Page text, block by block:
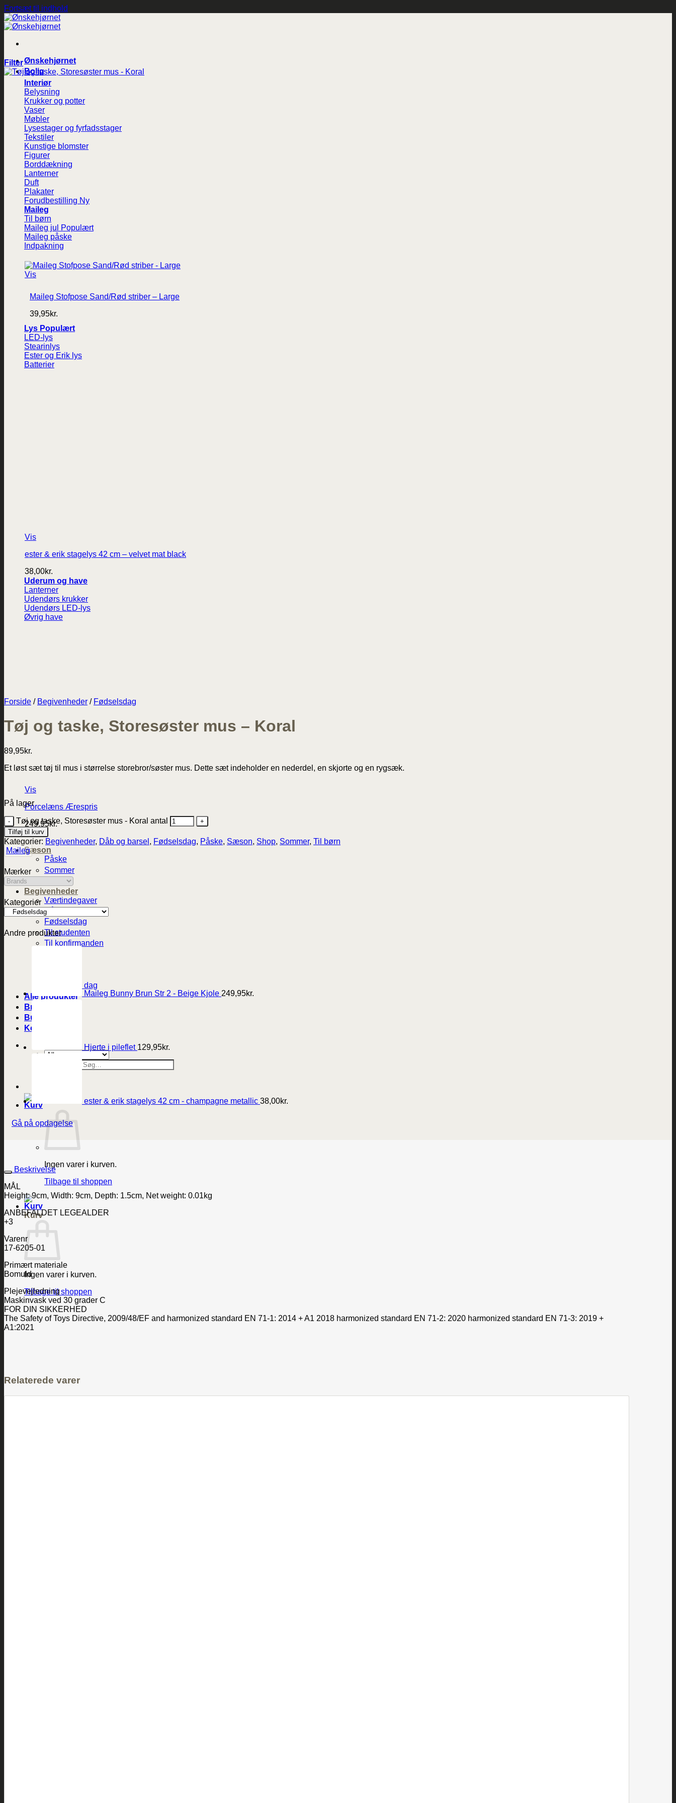
Fortsæt til indhold
Ønskehjørnet
Bolig
Interiør
Belysning
Krukker og potter
Vaser
Møbler
Lysestager og fyrfadsstager
Tekstiler
Kunstige blomster
Figurer
Borddækning
Lanterner
Duft
Plakater
Forudbestilling
Maileg
Til børn
Maileg jul
Maileg påske
Indpakning
Vis
Maileg Stofpose Sand/Rød striber – Large
39,95kr.
Lys
LED-lys
Stearinlys
Ester og Erik lys
Batterier
Vis
ester & erik stagelys 42 cm – velvet mat black
38,00kr.
Uderum og have
Lanterner
Udendørs krukker
Udendørs LED-lys
Øvrig have
Vis
Porcelæns Ærespris
249,95kr.
Sæson
Påske
Sommer
Begivenheder
Værtindegaver
Dåb og barsel
Fødselsdag
Til studenten
Til konfirmanden
Valentines dag
Alle produkter
Brands
Butikken
Kontakt
Ingen varer i kurven.
Tilbage til shoppen
Kurv
Ingen varer i kurven.
Tilbage til shoppen
Filter
Forside / Begivenheder / Fødselsdag
Tøj og taske, Storesøster mus – Koral
89,95kr.
Et løst sæt tøj til mus i størrelse storebror/søster mus. Dette sæt indeholder en nederdel, en skjorte og en rygsæk.
På lager
Tøj og taske, Storesøster mus - Koral antal
Tilføj til kurv
Kategorier: Begivenheder, Dåb og barsel , Fødselsdag, Påske, Sæson, Shop, Sommer, Til børn
Maileg
Mærker
Kategorier
Andre produkter
Maileg Bunny Brun Str 2 - Beige Kjole 249,95kr.
Hjerte i pileflet 129,95kr.
ester & erik stagelys 42 cm - champagne metallic 38,00kr.
Gå på opdagelse
Beskrivelse
MÅL
Height: 9cm, Width: 9cm, Depth: 1.5cm, Net weight: 0.01kg
ANBEFALDET LEGEALDER
+3
Varenr
17-6205-01
Primært materiale
Bomuld
Plejevejledning
Maskinvask ved 30 grader C
FOR DIN SIKKERHED
The Safety of Toys Directive, 2009/48/EF and harmonized standard EN 71-1: 2014 + A1 2018 harmonized standard EN 71-2: 2020 harmonized standard EN 71-3: 2019 +
A1:2021
Relaterede varer